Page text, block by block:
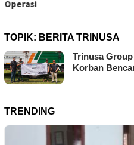
TOPIK: BERITA TRINUSA
Trinusa
Korban
TRENDING